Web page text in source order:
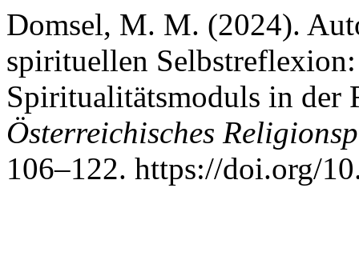
Domsel, M. M. (2024).
spirituellen
Spiritualitätsmoduls in
Österreichisches
106–122. https://doi.org/